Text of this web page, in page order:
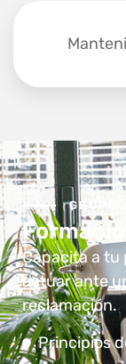
GRUPO
Capacita a tu
actuar ante
reclamación.
Principios